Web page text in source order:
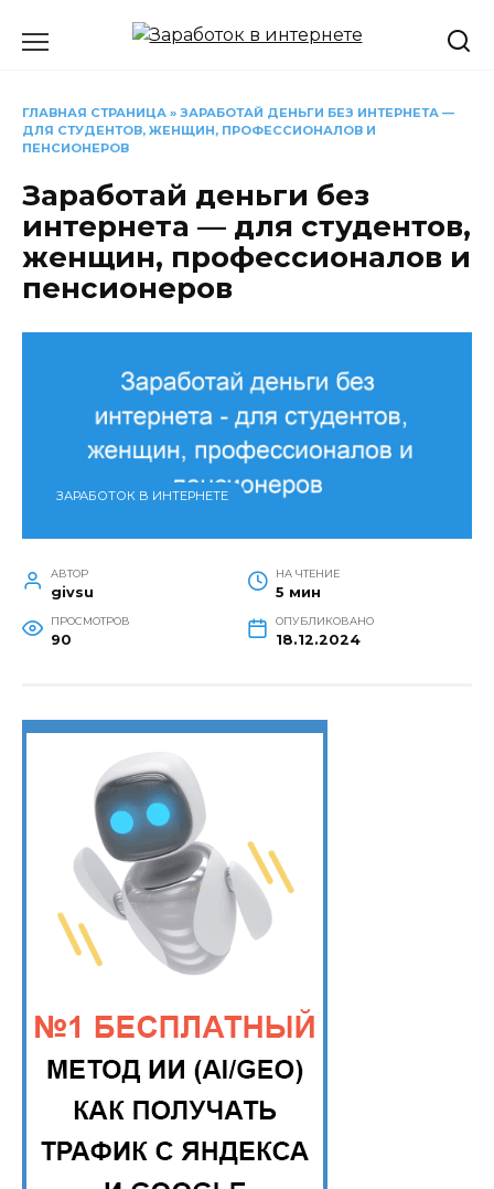
ГЛАВНАЯ СТРАНИЦА » ЗАРАБОТАЙ ДЕНЬГИ БЕЗ ИНТЕРНЕТА —
ДЛЯ СТУДЕНТОВ, ЖЕНЩИН, ПРОФЕССИОНАЛОВ И
ПЕНСИОНЕРОВ
Заработай деньги без
интернета — для студентов,
женщин, профессионалов и
пенсионеров
ЗАРАБОТОК В ИНТЕРНЕТЕ
АВТОР
givsu
НА ЧТЕНИЕ
5 мин
ПРОСМОТРОВ
90
ОПУБЛИКОВАНО
18.12.2024